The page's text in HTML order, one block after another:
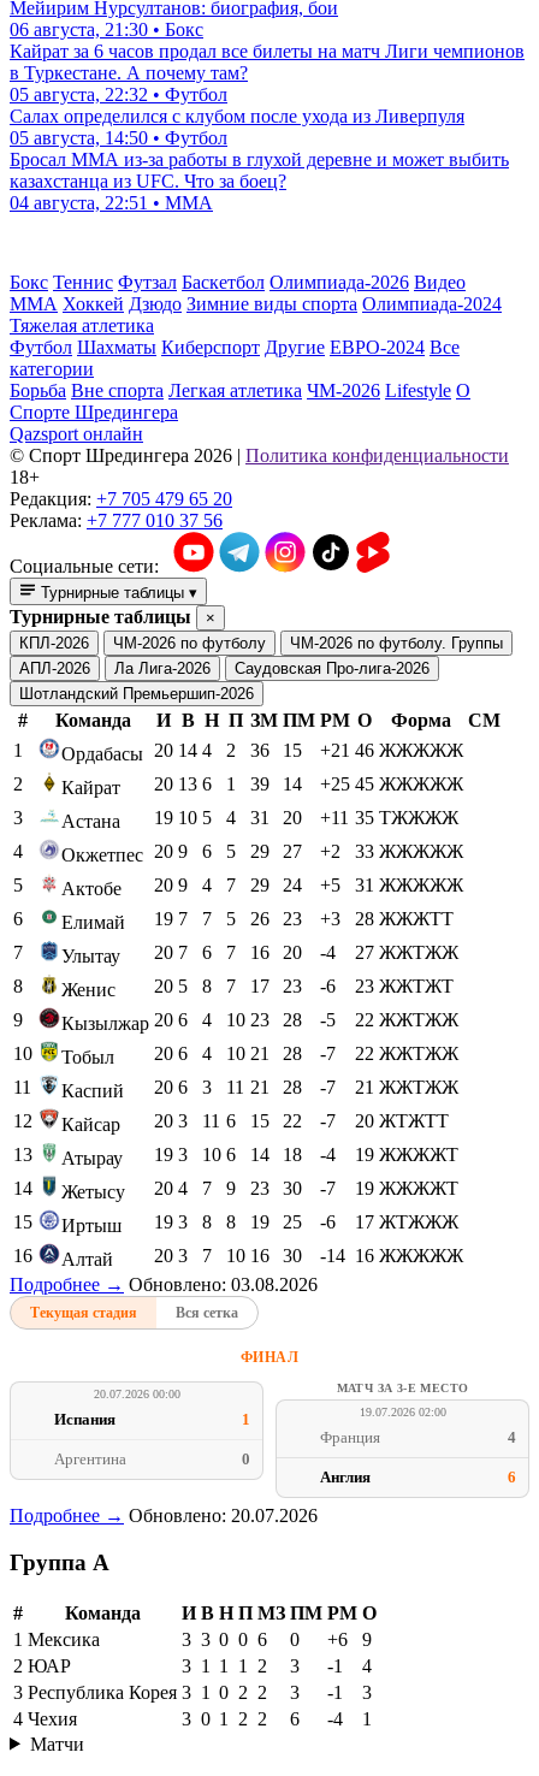
Мейирим Нурсултанов: биография, бои
06 августа, 21:30 • Бокс
Кайрат за 6 часов продал все билеты на матч Лиги чемпионов
в Туркестане. А почему там?
05 августа, 22:32 • Футбол
Салах определился с клубом после ухода из Ливерпуля
05 августа, 14:50 • Футбол
Бросал ММА из-за работы в глухой деревне и может выбить
казахстанца из UFC. Что за боец?
04 августа, 22:51 • ММА
Бокс Теннис Футзал Баскетбол Олимпиада-2026 Видео
ММА Хоккей Дзюдо Зимние виды спорта Олимпиада-2024
Тяжелая атлетика
Футбол Шахматы Киберспорт Другие ЕВРО-2024 Все
категории
Борьба Вне спорта Легкая атлетика ЧМ-2026 Lifestyle О
Спорте Шредингера
Qazsport онлайн
© Cпорт Шредингера 2026 | Политика конфиденциальности
18+
Редакция: +7 705 479 65 20
Реклама: +7 777 010 37 56
Социальные сети:
Турнирные таблицы ▾
Турнирные таблицы
×
КПЛ-2026
ЧМ-2026 по футболу
ЧМ-2026 по футболу. Группы
АПЛ-2026
Ла Лига-2026
Саудовская Про-лига-2026
Шотландский Премьершип-2026
# Команда И В Н П ЗМ ПМ РМ О Форма
СМ
1
Ордабасы 20 14 4 2 36 15 +21 46 ЖЖЖЖЖ
2
Кайрат 20 13 6 1 39 14 +25 45 ЖЖЖЖЖ
3
Астана 19 10 5 4 31 20 +11 35 ТЖЖЖЖ
4
Окжетпес 20 9 6 5 29 27 +2 33 ЖЖЖЖЖ
5
Актобе 20 9 4 7 29 24 +5 31 ЖЖЖЖЖ
6
Елимай 19 7 7 5 26 23 +3 28 ЖЖЖТТ
7
Улытау 20 7 6 7 16 20 -4 27 ЖЖТЖЖ
8
Женис 20 5 8 7 17 23 -6 23 ЖЖТЖТ
9
Кызылжар 20 6 4 10 23 28 -5 22 ЖЖТЖЖ
10
Тобыл 20 6 4 10 21 28 -7 22 ЖЖТЖЖ
11
Каспий 20 6 3 11 21 28 -7 21 ЖЖТЖЖ
12
Кайсар 20 3 11 6 15 22 -7 20 ЖТЖТТ
13
Атырау 19 3 10 6 14 18 -4 19 ЖЖЖЖТ
14
Жетысу 20 4 7 9 23 30 -7 19 ЖЖЖЖТ
15
Иртыш 19 3 8 8 19 25 -6 17 ЖТЖЖЖ
16
Алтай 20 3 7 10 16 30 -14 16 ЖЖЖЖЖ
Подробнее → Обновлено: 03.08.2026
Текущая стадия Вся сетка
ФИНАЛ
20.07.2026 00:00
Испания 1
Аргентина 0
МАТЧ ЗА 3-Е МЕСТО
19.07.2026 02:00
Франция 4
Англия 6
Подробнее → Обновлено: 20.07.2026
Группа A
# Команда И В Н П МЗ ПМ РМ О
1 Мексика 3 3 0 0 6 0 +6
9
2 ЮАР 3 1 1 1 2 3 -1
4
3 Республика Корея 3 1 0 2 2 3 -1
3
4 Чехия 3 0 1 2 2 6 -4
1
Матчи